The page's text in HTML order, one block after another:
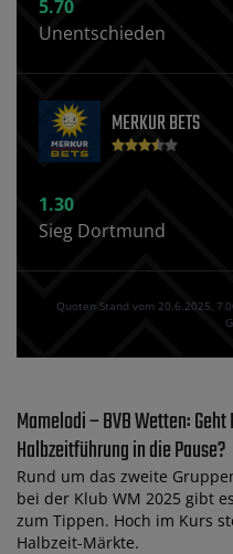
5.70
Unentschieden
MERKUR BETS
1.30
Sieg Dortmund
Quoten Stand vom 20.6.2025‚
Mamelodi – BVB Wetten:
Halbzeitführung in die Pause?
Rund um das zweite
bei der Klub WM 2025 gibt
zum Tippen. Hoch im Kurs
Halbzeit-Märkte.